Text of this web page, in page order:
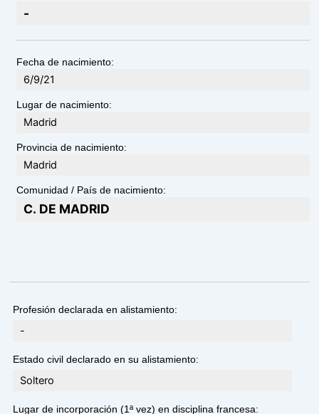
-
Fecha de nacimiento:
6/9/21
Lugar de nacimiento:
Madrid
Provincia de nacimiento:
Madrid
Comunidad / País de nacimiento:
C. DE MADRID
Profesión declarada en alistamiento:
-
Estado civil declarado en su alistamiento:
Soltero
Lugar de incorporación (1ª vez) en disciplina francesa: